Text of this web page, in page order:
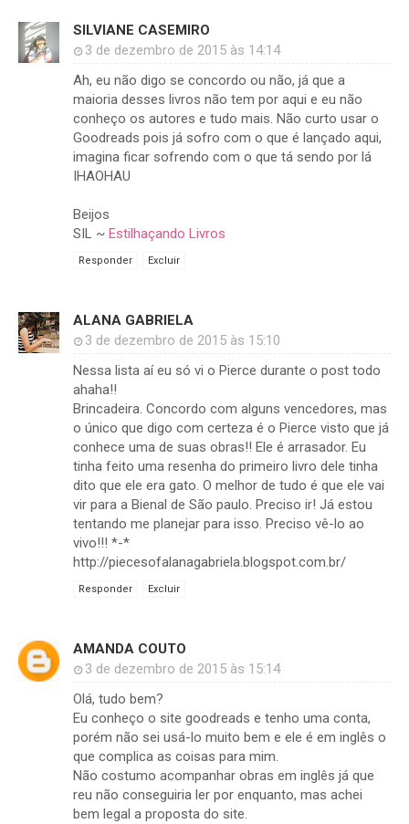
SILVIANE CASEMIRO
3 de dezembro de 2015 às 14:14
Ah, eu não digo se concordo ou não, já que a
maioria desses livros não tem por aqui e eu não
conheço os autores e tudo mais. Não curto usar o
Goodreads pois já sofro com o que é lançado aqui,
imagina ficar sofrendo com o que tá sendo por lá
IHAOHAU
Beijos
SIL ~ Estilhaçando Livros
Responder Excluir
ALANA GABRIELA
3 de dezembro de 2015 às 15:10
Nessa lista aí eu só vi o Pierce durante o post todo
ahaha!!
Brincadeira. Concordo com alguns vencedores, mas
o único que digo com certeza é o Pierce visto que já
conhece uma de suas obras!! Ele é arrasador. Eu
tinha feito uma resenha do primeiro livro dele tinha
dito que ele era gato. O melhor de tudo é que ele vai
vir para a Bienal de São paulo. Preciso ir! Já estou
tentando me planejar para isso. Preciso vê-lo ao
vivo!!! *-*
http://piecesofalanagabriela.blogspot.com.br/
Responder Excluir
AMANDA COUTO
3 de dezembro de 2015 às 15:14
Olá, tudo bem?
Eu conheço o site goodreads e tenho uma conta,
porém não sei usá-lo muito bem e ele é em inglês o
que complica as coisas para mim.
Não costumo acompanhar obras em inglês já que
reu não conseguiria ler por enquanto, mas achei
bem legal a proposta do site.